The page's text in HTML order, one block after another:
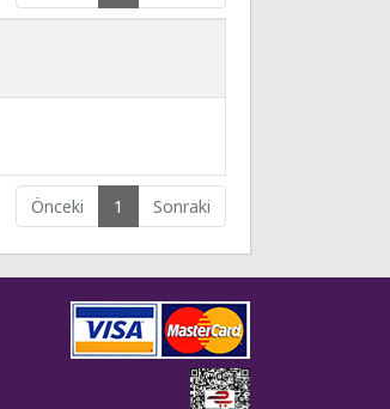
Önceki 1 Sonraki